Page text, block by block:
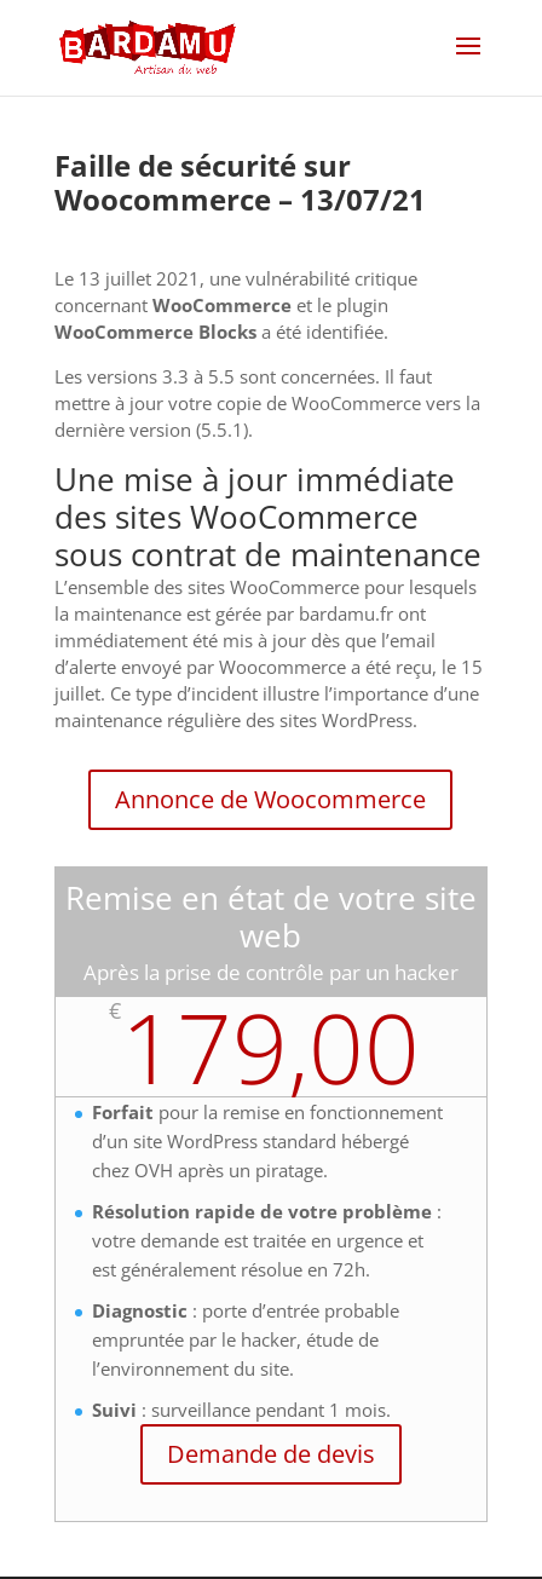
Faille de sécurité sur
Woocommerce – 13/07/21
Le 13 juillet 2021, une vulnérabilité critique
concernant WooCommerce et le plugin
WooCommerce Blocksa été identifiée.
Les versions 3.3 à 5.5 sont concernées. Il faut
mettre à jour votre copie de WooCommerce vers la
dernière version (5.5.1).
Une mise à jour immédiate
des sites WooCommerce
sous contrat de maintenance
L’ensemble des sites WooCommerce pour lesquels
la maintenance est gérée par bardamu.fr ont
immédiatement été mis à jour dès que l’email
d’alerte envoyé par Woocommerce a été reçu, le 15
juillet. Ce type d’incident illustre l’importance d’une
maintenance régulière des sites WordPress.
Annonce de Woocommerce
Remise en état de votre site
web
Après la prise de contrôle par un hacker
€ 179,00
Forfait pour la remise en fonctionnement
d’un site WordPress standard hébergé
chez OVH après un piratage.
Résolution rapide de votre problème:
votre demande est traitée en urgence et
est généralement résolue en 72h.
Diagnostic : porte d’entrée probable
empruntée par le hacker, étude de
l’environnement du site.
Suivi : surveillance pendant 1 mois.
Demande de devis